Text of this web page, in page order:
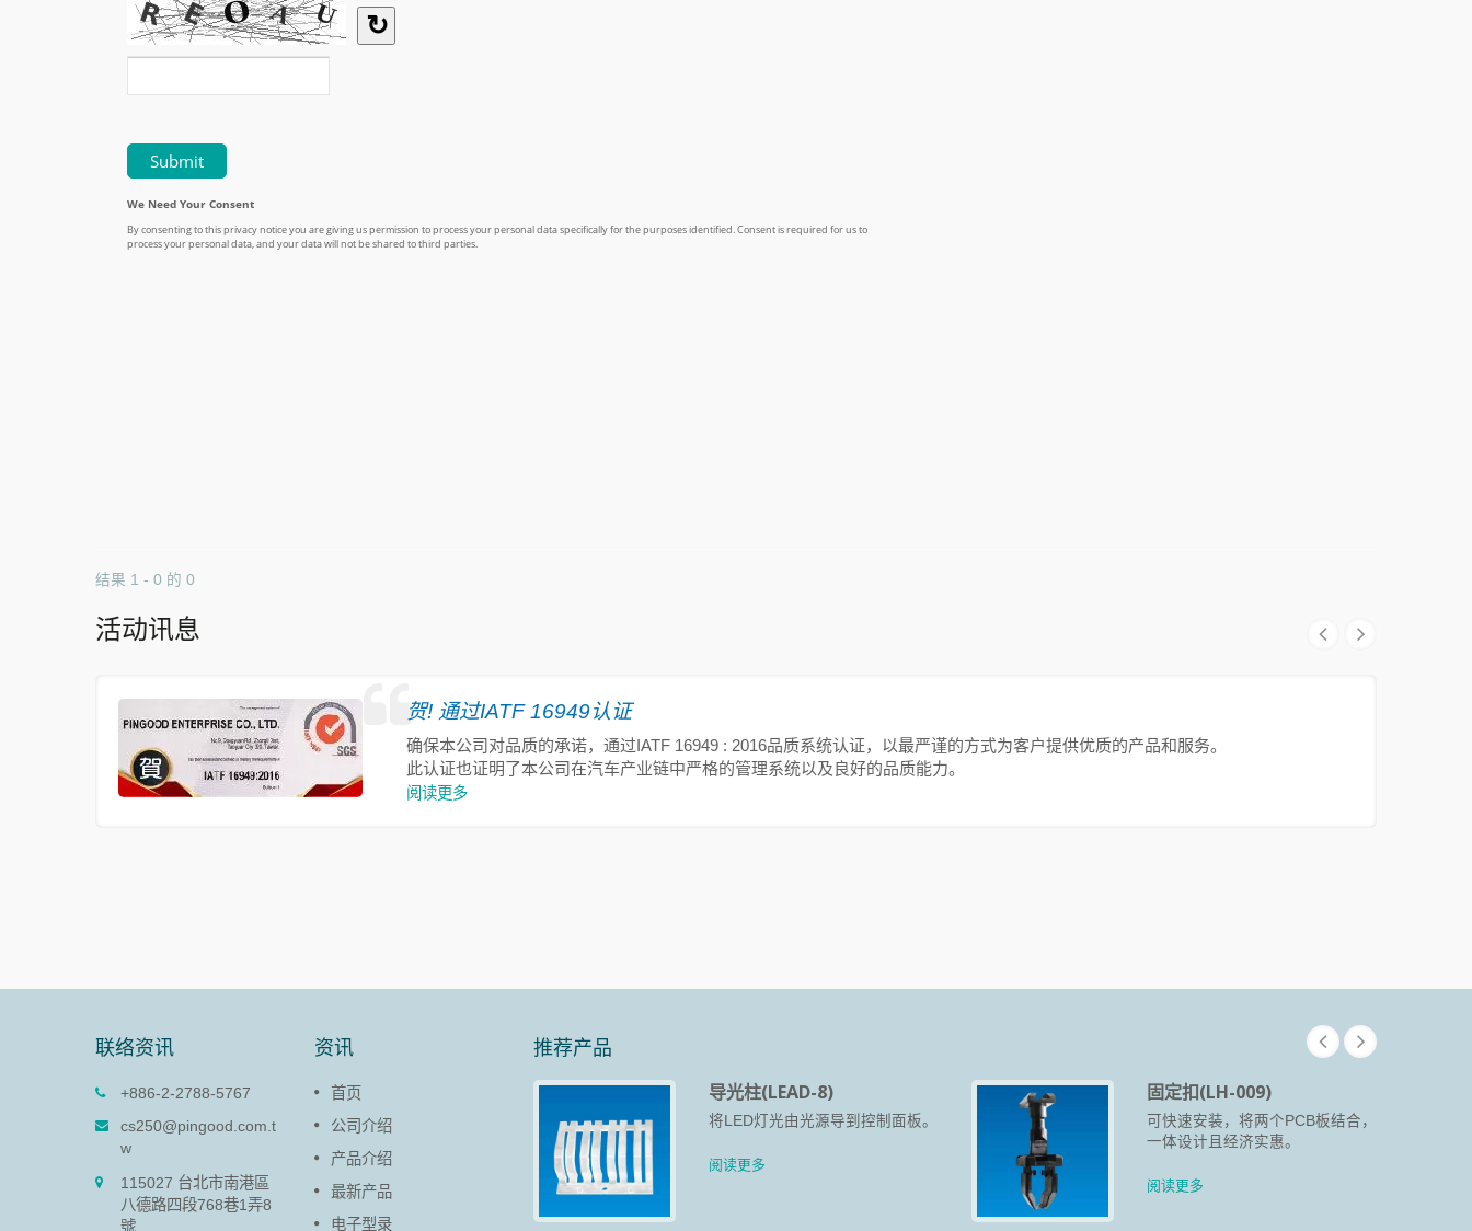
结果 1 - 0 的 0
活动讯息
贺! 通过IATF 16949认证
确保本公司对品质的承诺，通过IATF 16949 : 2016品质系统认证，以最严谨的方式为客户提供优质的产品和服务。
此认证也证明了本公司在汽车产业链中严格的管理系统以及良好的品质能力。
阅读更多
联络资讯
+886-2-2788-5767
cs250@pingood.com.t
w
115027 台北市南港區
八德路四段768巷1弄8
號
资讯
首页
公司介绍
产品介绍
最新产品
电子型录
推荐产品
塑胶阻尼器(PG-13)
塑胶阻尼器的作用在于减缓面板、
门盖于开启、闭合时因力道过大而
受损并延长产品寿命。
阅读更多
导光柱(LEAD-8)
将LED灯光由光源导到控制面板。
阅读更多
固定扣(LH-009)
可快速安装，将两个PCB板结合，
一体设计且经济实惠。
阅读更多